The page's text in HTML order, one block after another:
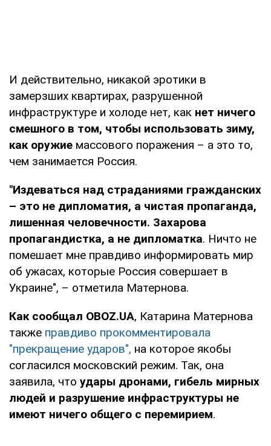
И действительно, никакой эротики в
замерзших квартирах, разрушенной
инфраструктуре и холоде нет, как нет ничего
смешного в том, чтобы использовать зиму,
как оружие массового поражения – а это то,
чем занимается Россия.
"Издеваться над страданиями гражданских
– это не дипломатия, а чистая пропаганда,
лишенная человечности. Захарова
пропагандистка, а не дипломатка. Ничто не
помешает мне правдиво информировать мир
об ужасах, которые Россия совершает в
Украине", – отметила Матернова.
Как сообщал OBOZ.UA, Катарина Матернова
также правдиво прокомментировала
"прекращение ударов", на которое якобы
согласился московский режим. Так, она
заявила, что удары дронами, гибель мирных
людей и разрушение инфраструктуры не
имеют ничего общего с перемирием.